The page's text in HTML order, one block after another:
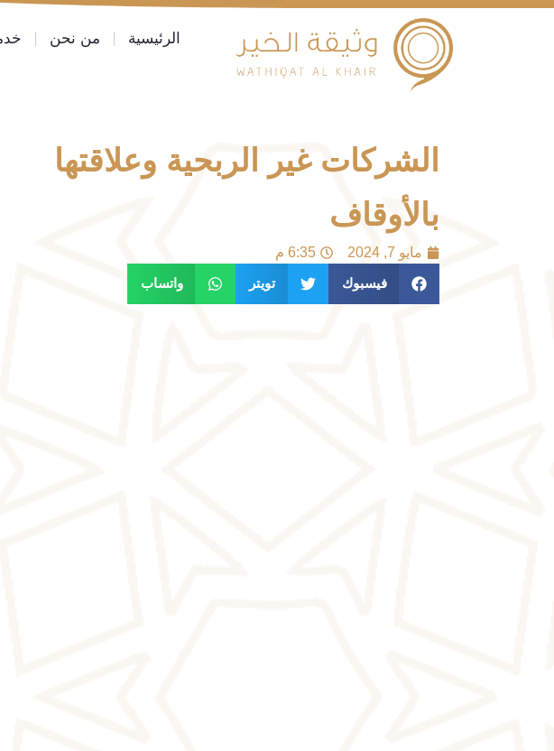
الرئيسية من نحن
الشركات غير الربحية وعلاقتها
بالأوقاف
مايو 7, 2024 6:35 م
فيسبوك تويتر واتساب